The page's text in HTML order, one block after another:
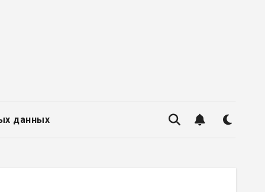
данных